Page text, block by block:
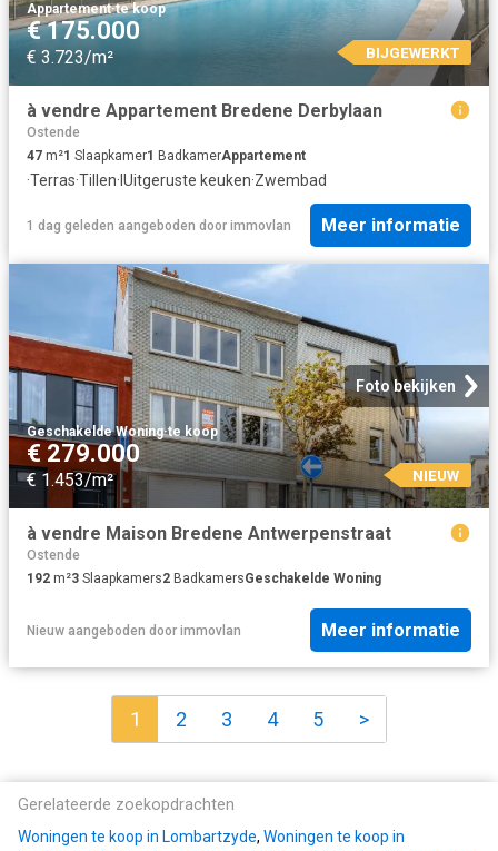
Appartement·te koop
€ 175.000
€ 3.723/m² BIJGEWERKT
à vendre Appartement Bredene Derbylaan
Ostende
47 m²1 Slaapkamer1 BadkamerAppartement
·Terras·Tillen· IUitgeruste keuken·Zwembad
1 dag geleden aangeboden door immovlan Meer informatie
Foto bekijken
Geschakelde Woning·te koop
€ 279.000
€ 1.453/m² NIEUW
à vendre Maison Bredene Antwerpenstraat
Ostende
192 m²3 Slaapkamers2 BadkamersGeschakelde Woning
Nieuw aangeboden door immovlan Meer informatie
1 2 3 4 5 >
Gerelateerde zoekopdrachten
Woningen te koop in Lombartzyde, Woningen te koop in